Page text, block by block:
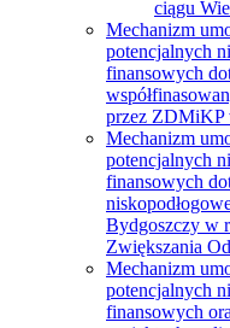
ciągu
Mechanizm
potencjalnych
finansowych
przez ZDMiKP
Mechanizm
potencjalnych
finansowych
Bydgoszczy w
Zwiększania
Mechanizm
potencjalnych
finansowych